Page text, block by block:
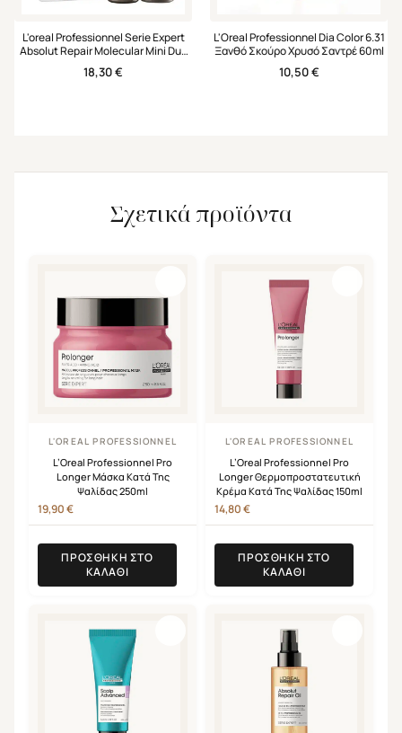
L'oreal Professionnel Serie Expert
Absolut Repair Molecular Mini Duo
Set Σαμπουάν & Leave-in Μάσκα
18,30€
L'Oreal Professionnel Dia Color 6.31
Ξανθό Σκούρο Χρυσό Σαντρέ 60ml
10,50€
Σχετικά προϊόντα
L'OREAL PROFESSIONNEL
L’Oreal Professionnel Pro
Longer Μάσκα Κατά Της
Ψαλίδας 250ml
19,90€
ΠΡΟΣΘΉΚΗ ΣΤΟ
ΚΑΛΆΘΙ
L'OREAL PROFESSIONNEL
L’Oreal Professionnel Pro
Longer Θερμοπροστατευτική
Κρέμα Κατά Της Ψαλίδας 150ml
14,80€
ΠΡΟΣΘΉΚΗ ΣΤΟ
ΚΑΛΆΘΙ